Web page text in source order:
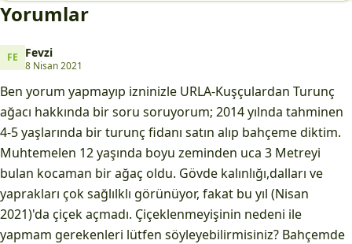
Yorumlar
FEFevzi
Fevzi
8 Nisan 2021
Ben yorum yapmayıp izninizle URLA-Kuşçulardan Turunç
ağacı hakkında bir soru soruyorum; 2014 yılnda tahminen
4-5 yaşlarında bir turunç fidanı satın alıp bahçeme diktim.
Muhtemelen 12 yaşında boyu zeminden uca 3 Metreyi
bulan kocaman bir ağaç oldu. Gövde kalınlığı,dalları ve
yaprakları çok sağlılklı görünüyor, fakat bu yıl (Nisan
2021)'da çiçek açmadı. Çiçeklenmeyişinin nedeni ile
yapmam gerekenleri lütfen söyleyebilirmisiniz? Bahçemde